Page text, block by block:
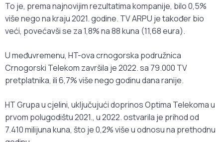
To je, prema najnovijim rezultatima kompanije, bilo 0,5%
više nego na kraju 2021. godine. TV ARPU je također bio
veći, povećavši se za 1,8% na 88 kuna (11,68 eura).
U međuvremenu, HT-ova crnogorska podružnica
Crnogorski Telekom završila je 2022. sa 79.000 TV
pretplatnika, ili 6,7% više nego godinu dana ranije.
HT Grupa u cjelini, uključujući doprinos Optima Telekoma u
prvom polugodištu 2021., u 2022. ostvarila je prihod od
7.410 milijuna kuna, što je 0,2% više u odnosu na prethodnu